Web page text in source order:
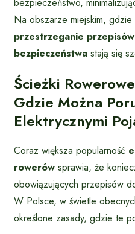
Na obszarze miejskim,
przestrzeganie
bezpieczeństwa stają się
Ścieżki
Gdzie Można
Elektrycznymi
Coraz większa popularność
rowerów sprawia, że
obowiązujących przepisów
W Polsce, w świetle
określone zasady, gdzie te